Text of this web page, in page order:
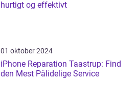
hurtigt og effektivt
01 oktober 2024
iPhone Reparation Taastrup: Find
den Mest Pålidelige Service